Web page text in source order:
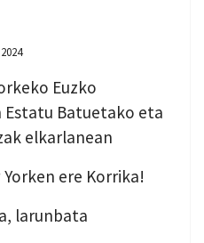
Euzko
Estatu Batuetako eta
elkarlanean
ere Korrika!
larunbata